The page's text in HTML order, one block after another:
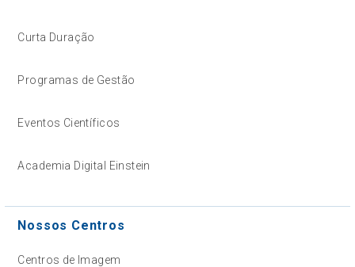
Curta Duração
Programas de Gestão
Eventos Científicos
Academia Digital Einstein
Nossos Centros
Centros de Imagem